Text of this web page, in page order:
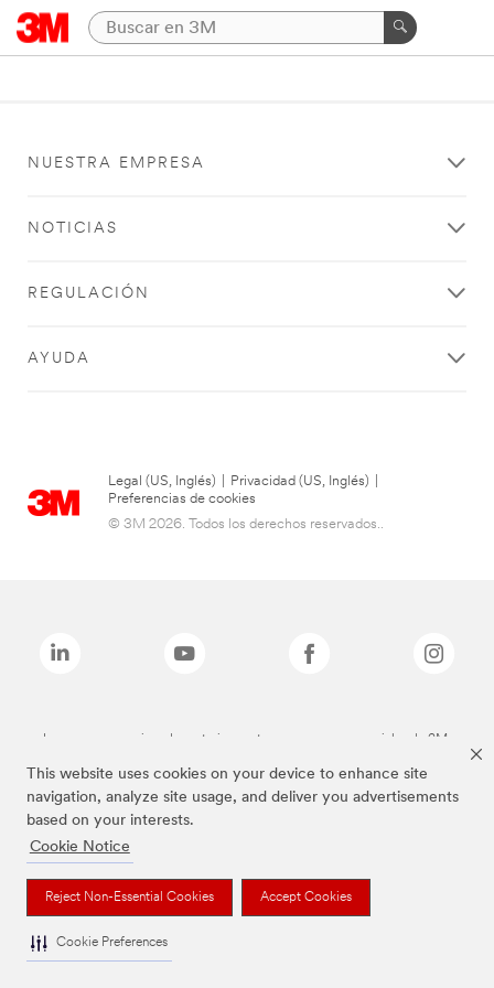
This website uses cookies on your device to enhance site
navigation, analyze site usage, and deliver you advertisements
based on your interests.
Cookie Notice
Reject Non-Essential Cookies Accept Cookies
Cookie Preferences
NUESTRA EMPRESA
NOTICIAS
REGULACIÓN
AYUDA
Legal (US, Inglés) Privacidad (US, Inglés)
Preferencias de cookies
© 3M 2026. Todos los derechos reservados..
Las marcas mencionadas anteriormente son marcas comerciales de 3M.